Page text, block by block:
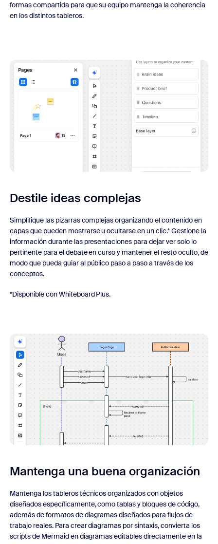
formas compartida para que su equipo mantenga la coherencia
en los distintos tableros.
Destile ideas complejas
Simplifique las pizarras complejas organizando el contenido en
capas que pueden mostrarse u ocultarse en un clic.* Gestione la
información durante las presentaciones para dejar ver solo lo
pertinente para el debate en curso y mantener el resto oculto, de
modo que pueda guiar al público paso a paso a través de los
conceptos.
*Disponible con Whiteboard Plus.
Mantenga una buena organización
Mantenga los tableros técnicos organizados con objetos
diseñados específicamente, como tablas y bloques de código,
además de formatos de diagramas diseñados para flujos de
trabajo reales. Para crear diagramas por sintaxis, convierta los
scripts de Mermaid en diagramas editables directamente en la